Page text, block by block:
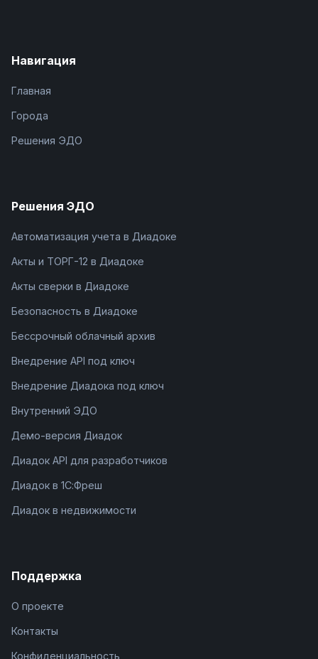
Навигация
Главная
Города
Решения ЭДО
Решения ЭДО
Автоматизация учета в Диадоке
Акты и ТОРГ-12 в Диадоке
Акты сверки в Диадоке
Безопасность в Диадоке
Бессрочный облачный архив
Внедрение API под ключ
Внедрение Диадока под ключ
Внутренний ЭДО
Демо-версия Диадок
Диадок API для разработчиков
Диадок в 1С:Фреш
Диадок в недвижимости
Поддержка
О проекте
Контакты
Конфиденциальность